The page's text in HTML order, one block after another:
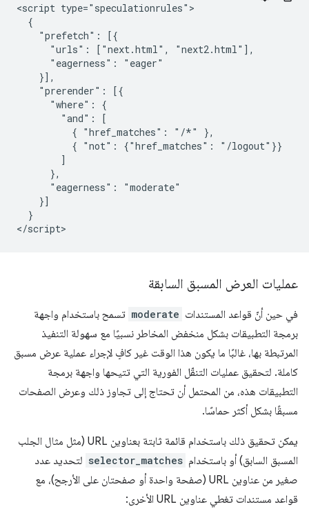
<script type="speculationrules">
  {
    "prefetch": [{
      "urls": ["next.html", "next2.html"],
      "eagerness": "eager"
    }],
    "prerender": [{
      "where": {
        "and": [
          { "href_matches": "/*" },
          { "not": {"href_matches": "/logout"}}
        ]
      },
      "eagerness": "moderate"
    }]
  }
عمليات العرض المسبق السابقة
في حين أنّ قواعد المستندات moderate تسمح باستخدام واجهة
برمجة التطبيقات بشكل منخفض المخاطر نسبيًا مع سهولة التنفيذ
المرتبطة بها، غالبًا ما يكون هذا الوقت غير كافٍ لإجراء عملية عرض مسبق
كاملة. لتحقيق عمليات التنقّل الفورية التي تتيحها واجهة برمجة
التطبيقات هذه، من المحتمل أن تحتاج إلى تجاوز ذلك وعرض الصفحات
مسبقًا بشكل أكثر حماسًا.
يمكن تحقيق ذلك باستخدام قائمة ثابتة بعناوين URL (مثل مثال الجلب
المسبق السابق) أو باستخدام selector_matches لتحديد عدد
صغير من عناوين URL (صفحة واحدة أو صفحتان على الأرجح)، مع
قواعد مستندات تغطي عناوين URL الأخرى: